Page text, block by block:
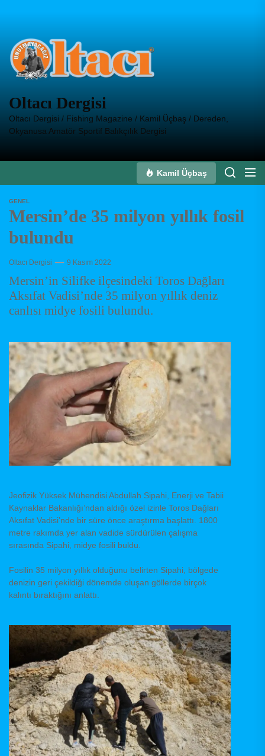
the
content
Oltacı Dergisi
Oltacı Dergisi / Fishing Magazine / Kamil Üçbaş / Dereden,
Okyanusa Amatör Sportif Balıkçılık Dergisi
Kamil Üçbaş
GENEL
Mersin’de 35 milyon yıllık fosil
bulundu
Oltacı Dergisi 9 Kasım 2022
Mersin’in Silifke ilçesindeki Toros Dağları
Aksıfat Vadisi’nde 35 milyon yıllık deniz
canlısı midye fosili bulundu.
Jeofizik Yüksek Mühendisi Abdullah Sipahi, Enerji ve Tabii
Kaynaklar Bakanlığı’ndan aldığı özel izinle Toros Dağları
Aksıfat Vadisi’nde bir süre önce araştırma başlattı. 1800
metre rakımda yer alan vadide sürdürülen çalışma
sırasında Sipahi, midye fosili buldu.
Fosilin 35 milyon yıllık olduğunu belirten Sipahi, bölgede
denizin geri çekildiği dönemde oluşan göllerde birçok
kalıntı bıraktığını anlattı.